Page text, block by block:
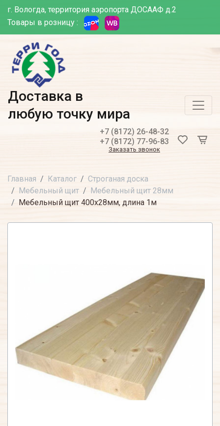
г. Вологда, территория аэропорта ДОСААФ д.2
Товары в розницу :
Доставка в
любую точку мира
+7 (8172) 26-48-32
+7 (8172) 77-96-83
Заказать звонок
Главная Каталог
Строганая доска
Мебельный щит
Мебельный щит 28мм
Мебельный щит 400х28мм, длина 1м